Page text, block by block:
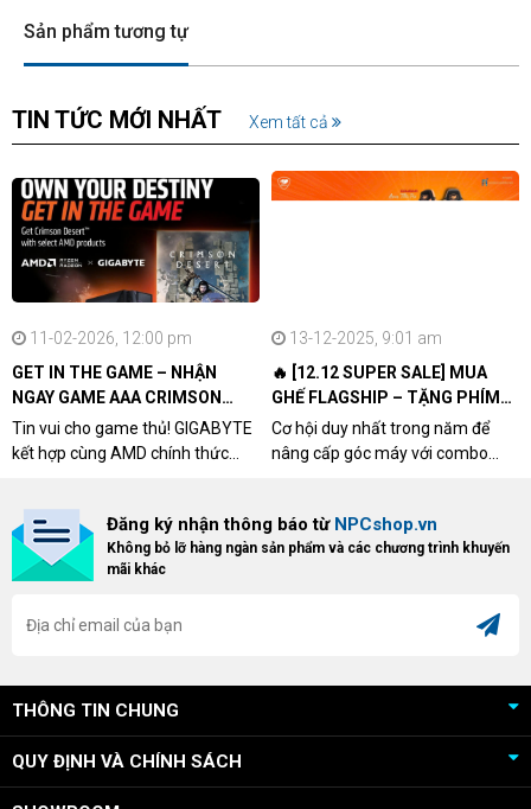
Sản phẩm tương tự
TIN TỨC MỚI NHẤT Xem tất cả
11-02-2026, 12:00 pm
GET IN THE GAME – NHẬN
NGAY GAME AAA CRIMSON
DESERT CÙNG GIGABYTE &
AMD
Tin vui cho game thủ! GIGABYTE
kết hợp cùng AMD chính thức
khách hàng sở hữu VGA Radeon
RX 9070 / RX 9070 XT.
13-12-2025, 9:01 am
🔥 [12.12 SUPER SALE] MUA
GHẾ FLAGSHIP – TẶNG PHÍM
CƠ XỊN
Cơ hội duy nhất trong năm để
nâng cấp góc máy với combo
dòng ghế Gaming cao cấp nhất,
bạn sẽ nhận ngay quà tặng trị giá
Đăng ký nhận thông báo từ NPCshop.vn
Không bỏ lỡ hàng ngàn sản phẩm và các chương trình khuyến
mãi khác
THÔNG TIN CHUNG
QUY ĐỊNH VÀ CHÍNH SÁCH